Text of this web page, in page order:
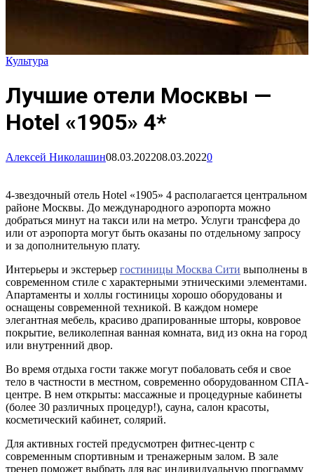
Культура
Лучшие отели Москвы —
Hotel «1905» 4*
Алексей Николашин08.03.202208.03.20220
4-звездочный отель Hotel «1905» 4 располагается центральном
районе Москвы. До международного аэропорта можно
добраться минут на такси или на метро. Услуги трансфера до
или от аэропорта могут быть оказаны по отдельному запросу
и за дополнительную плату.
Интерьеры и экстерьер гостиницы Москва Сити выполнены в
современном стиле с характерными этническими элементами.
Апартаменты и холлы гостиницы хорошо оборудованы и
оснащены современной техникой. В каждом номере
элегантная мебель, красиво драпированные шторы, ковровое
покрытие, великолепная ванная комната, вид из окна на город
или внутренний двор.
Во время отдыха гости также могут побаловать себя и свое
тело в частности в местном, современно оборудованном СПА-
центре. В нем открыты: массажные и процедурные кабинеты
(более 30 различных процедур!), сауна, салон красоты,
косметический кабинет, солярий.
Для активных гостей предусмотрен фитнес-центр с
современным спортивным и тренажерным залом. В зале
тренер поможет выбрать для вас индивидуальную программу